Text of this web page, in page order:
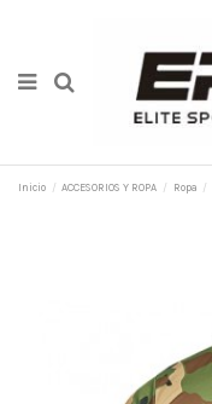
Inicio ACCESORIOS Y ROPA Ropa